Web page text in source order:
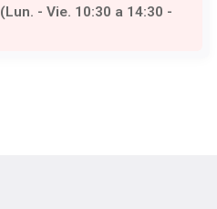
(Lun. - Vie. 10:30 a 14:30 -